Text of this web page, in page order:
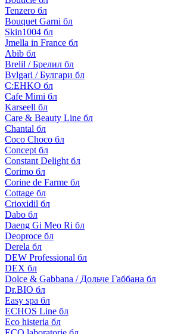
Tenzero бл
Bouquet Garni бл
Skin1004 бл
Jmella in France бл
Abib бл
Brelil / Брелил бл
Bvlgari / Булгари бл
C:EHKO бл
Cafe Mimi бл
Karseell бл
Care & Beauty Line бл
Chantal бл
Coco Choco бл
Concept бл
Constant Delight бл
Corimo бл
Corine de Farme бл
Cottage бл
Crioxidil бл
Dabo бл
Daeng Gi Meo Ri бл
Deoproce бл
Derela бл
DEW Professional бл
DEX бл
Dolce & Gabbana / Дольче Габбана бл
Dr.BIO бл
Easy spa бл
ECHOS Line бл
Eco histeria бл